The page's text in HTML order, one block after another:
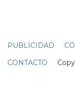
PUBLICIDAD
CONTACTO